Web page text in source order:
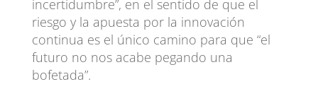
incertidumbre”, en el sentido de que el
riesgo y la apuesta por la innovación
continua es el único camino para que “el
futuro no nos acabe pegando una
bofetada”.